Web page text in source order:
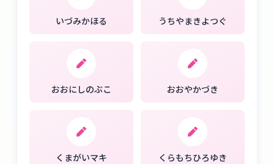
いづみかほる うちやまきよつぐ
おおにしのぶこ おおやかづき
くまがいマキ くらもちひろゆき